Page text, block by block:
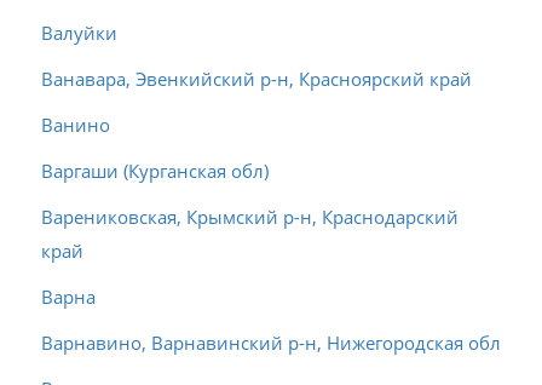
Валуйки
Ванавара, Эвенкийский р-н, Красноярский край
Ванино
Варгаши (Курганская обл)
Варениковская, Крымский р-н, Краснодарский
край
Варна
Варнавино, Варнавинский р-н, Нижегородская обл